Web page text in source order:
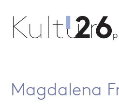
Magdalena